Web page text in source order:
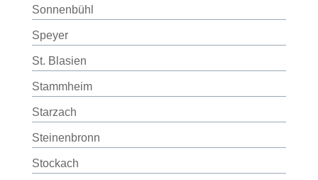
Sonnenbühl
Speyer
St. Blasien
Stammheim
Starzach
Steinenbronn
Stockach